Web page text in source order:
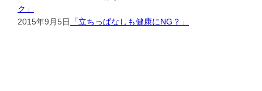
ク」
2015年9月5日
「立ちっぱなしも健康にNG？」